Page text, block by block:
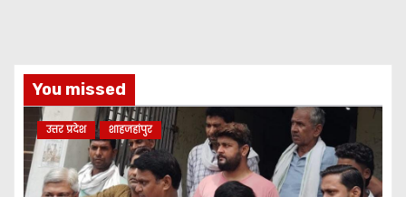
You missed
उत्तर प्रदेश शाहजहांपुर